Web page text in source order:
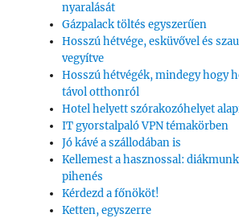
nyaralását
Gázpalack töltés egyszerűen
Hosszú hétvége, esküvővel és
vegyítve
Hosszú hétvégék, mindegy hogy
távol otthonról
Hotel helyett szórakozóhelyet
IT gyorstalpaló VPN témakörben
Jó kávé a szállodában is
Kellemest a hasznossal:
pihenés
Kérdezd a főnököt!
Ketten, egyszerre